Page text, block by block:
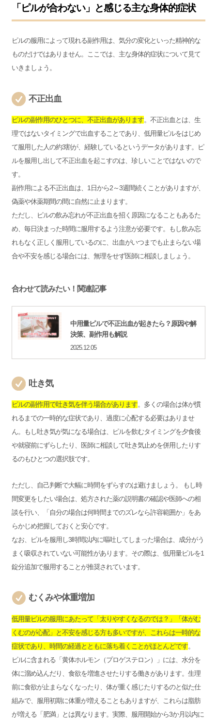
「ピルが合わない」と感じる主な身体的症状
ピルの服用によって現れる副作用は、気分の変化といった精神的な
ものだけではありません。ここでは、主な身体的症状について見て
いきましょう。
不正出血
ピルの副作用のひとつに、不正出血があります。不正出血とは、生
理ではないタイミングで出血することであり、低用量ピルをはじめ
て服用した人の約3割が、経験しているというデータがあります。ピ
ルを服用し出して不正出血を起こすのは、珍しいことではないので
す。
副作用による不正出血は、1日から2～3週間続くことがありますが、
偽薬や休薬期間の間に自然に止まります。
ただし、ピルの飲み忘れが不正出血を招く原因になることもあるた
め、毎日決まった時間に服用するよう注意が必要です。もし飲み忘
れもなく正しく服用しているのに、出血がいつまでも止まらない場
合や不安を感じる場合には、無理をせず医師に相談しましょう。
合わせて読みたい！関連記事
中用量ピルで不正出血が起きたら？原因や解
決策、副作用も解説
2025.12.05
吐き気
ピルの副作用で吐き気を伴う場合があります。多くの場合は体が慣
れるまでの一時的な症状であり、過度に心配する必要はありませ
ん。もし吐き気が気になる場合は、ピルを飲むタイミングを夕食後
や就寝前にずらしたり、医師に相談して吐き気止めを併用したりす
るのもひとつの選択肢です。
ただし、自己判断で大幅に時間をずらすのは避けましょう。 もし時
間変更をしたい場合は、処方された薬の説明書の確認や医師への相
談を行い、「自分の場合は何時間までのズレなら許容範囲か」をあ
らかじめ把握しておくと安心です。
なお、ピルを服用し3時間以内に嘔吐してしまった場合は、成分がう
まく吸収されていない可能性があります。その際は、低用量ピルを1
錠分追加で服用することが推奨されています。
むくみや体重増加
低用量ピルの服用にあたって「太りやすくなるのでは？」「体がむ
くむのが心配」と不安を感じる方も多いですが、これらは一時的な
症状であり、時間の経過とともに落ち着くことがほとんどです。
ピルに含まれる「黄体ホルモン（プロゲステロン）」には、水分を
体に溜め込んだり、食欲を増進させたりする働きがあります。生理
前に食欲が止まらなくなったり、体が重く感じたりするのと似た仕
組みで、服用初期に体重が増えることもありますが、これらは脂肪
が増える「肥満」とは異なります。実際、服用開始から3か月以内に